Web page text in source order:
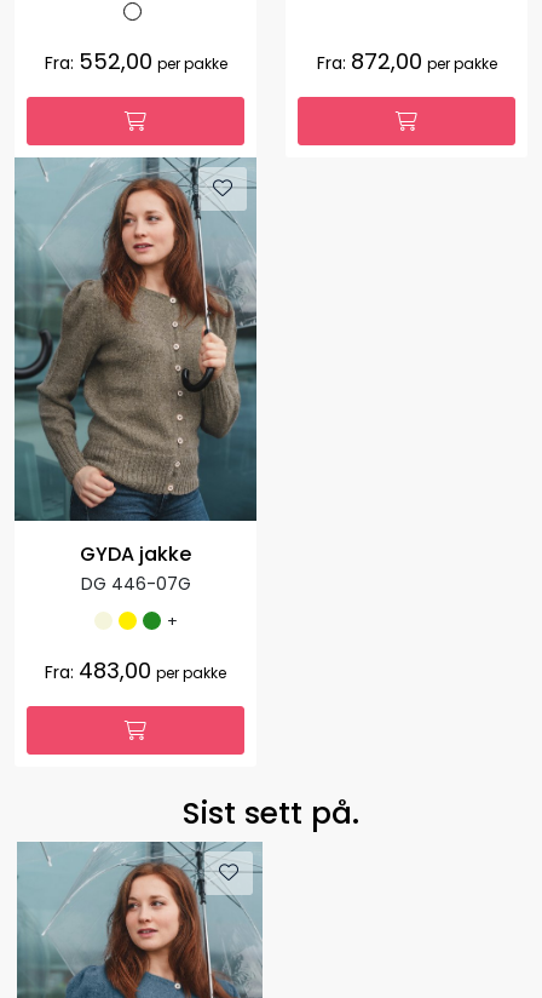
Fra: 552,00 per pakke Fra: 872,00 per pakke
GYDA jakke
DG 446-07G
+
Fra: 483,00 per pakke
Sist sett på.